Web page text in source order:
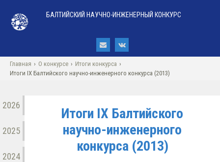
БАЛТИЙСКИЙ НАУЧНО-ИНЖЕНЕРНЫЙ КОНКУРС
Главная › О конкурсе › Итоги конкурса ›
Итоги IX Балтийского научно-инженерного конкурса (2013)
2026
2025
2024
Итоги IX Балтийского
научно-инженерного
конкурса (2013)